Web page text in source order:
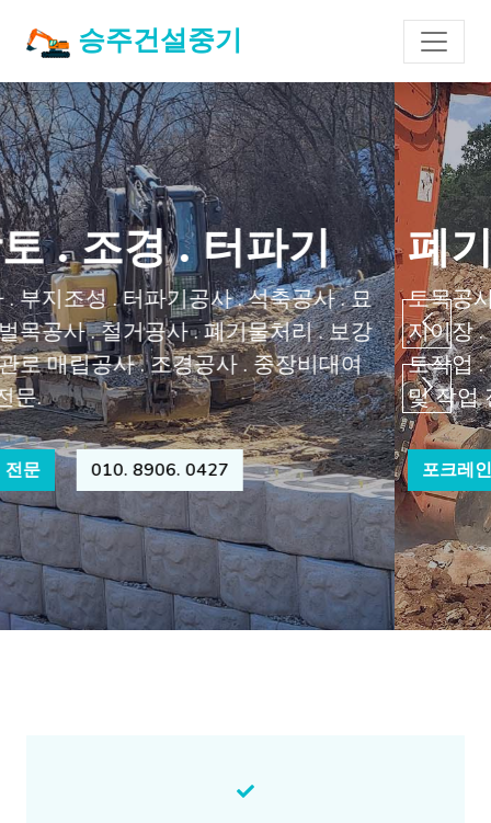
승주건설중기
폐기물처리 . 철거 . 석축
토목공사 . 부지조성 . 터파기공사 . 석축공사 . 묘
지이장 . 벌목공사 . 철거공사 . 폐기물처리 . 보강
토작업 . 관로 매립공사 . 조경공사 . 중장비대여
및 작업 전문.
포크레인 전문 010. 8906. 0427